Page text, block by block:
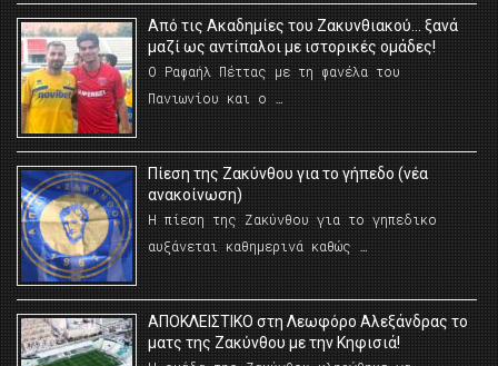
Από τις Ακαδημίες του Ζακυνθιακού… ξανά
μαζί ως αντίπαλοι με ιστορικές ομάδες!
Ο Ραφαήλ Πέττας με τη φανέλα του
Πανιωνίου και ο …
Πίεση της Ζακύνθου για το γήπεδο (νέα
ανακοίνωση)
Η πίεση της Ζακύνθου για το γηπεδικο
αυξάνεται καθημερινά καθώς …
AΠΟΚΛΕΙΣΤΙΚΟ στη Λεωφόρο Αλεξάνδρας το
ματς της Ζακύνθου με την Κηφισιά!